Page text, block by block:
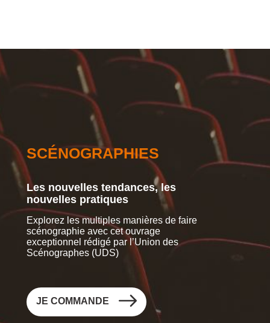
SCÉNOGRAPHIES
Les nouvelles tendances, les
nouvelles pratiques
Explorez les multiples manières de faire
scénographie avec cet ouvrage
exceptionnel rédigé par l’Union des
Scénographes (UDS)
JE COMMANDE